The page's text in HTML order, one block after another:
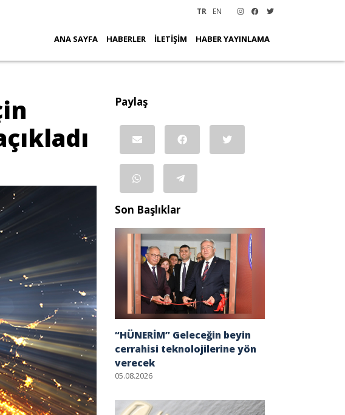
TR EN
ANA SAYFA HABERLER İLETİŞİM HABER YAYINLAMA
Paylaş
Son Başlıklar
“HÜNERİM” Geleceğin beyin
cerrahisi teknolojilerine yön
verecek
05.08.2026